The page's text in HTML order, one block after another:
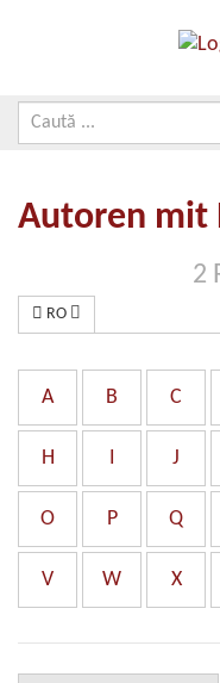
Autoren mit
2
RO
A B C
H I J
O P Q
V W X